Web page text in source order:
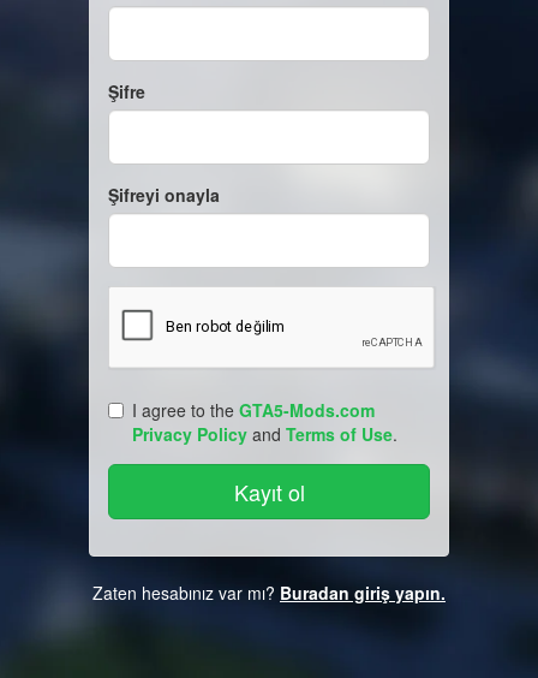
Şifre
Şifreyi onayla
I agree to the GTA5-Mods.com
Privacy Policy and Terms of Use.
Zaten hesabınız var mı? Buradan giriş yapın.